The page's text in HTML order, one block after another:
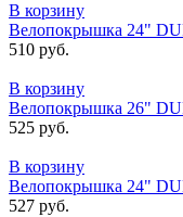
В корзину
Велопокрышка 24"
510 руб.
В корзину
Велопокрышка 26"
525 руб.
В корзину
Велопокрышка 24"
527 руб.